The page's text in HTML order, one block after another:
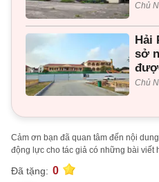
Chủ
Hải
sở
Chủ
Cảm ơn bạn đã quan tâm đến nội
động lực cho tác giả có những bài viết
Đã tặng: 0